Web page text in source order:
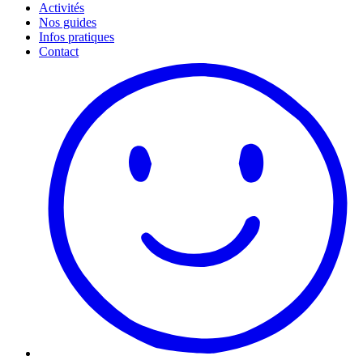
Activités
Nos guides
Infos pratiques
Contact